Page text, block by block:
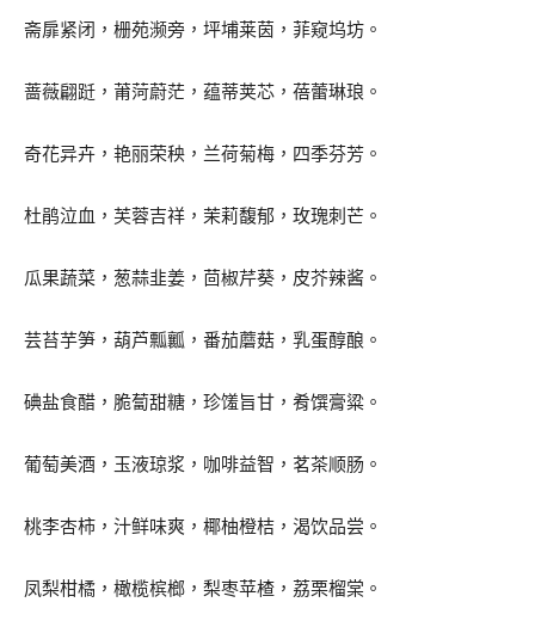
斋扉紧闭，栅苑濒旁，坪埔莱茵，菲窥坞坊。
蔷薇翩跹，莆菏蔚茫，蕴蒂荚芯，蓓蕾琳琅。
奇花异卉，艳丽荣秧，兰荷菊梅，四季芬芳。
杜鹃泣血，芙蓉吉祥，茉莉馥郁，玫瑰刺芒。
瓜果蔬菜，葱蒜韭姜，茴椒芹葵，皮芥辣酱。
芸苔芋笋，葫芦瓢瓤，番茄蘑菇，乳蛋醇酿。
碘盐食醋，脆蔔甜糖，珍馐旨甘，肴馔膏粱。
葡萄美酒，玉液琼浆，咖啡益智，茗茶顺肠。
桃李杏柿，汁鲜味爽，椰柚橙桔，渴饮品尝。
凤梨柑橘，橄榄槟榔，梨枣苹楂，荔栗榴棠。